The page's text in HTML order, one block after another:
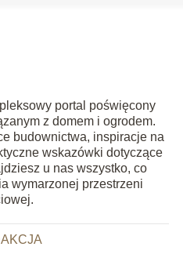
portal poświęcony
z domem i ogrodem.
budownictwa, inspiracje na
wskazówki dotyczące
u nas wszystko, co
wymarzonej przestrzeni